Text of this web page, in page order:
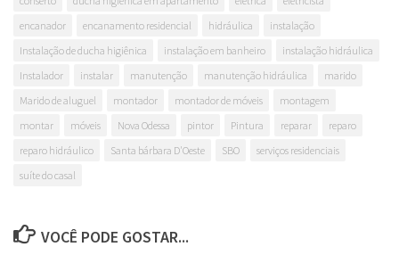
encanador
encanamento residencial hidráulica
instalação
Instalação de ducha higiênica
instalação em banheiro
instalação hidráulica
Instalador
instalar manutenção manutenção hidráulica
marido
Marido de aluguel
montador montador de móveis
montagem
montar
móveis Nova Odessa pintor Pintura reparar
reparo
reparo hidráulico
Santa bárbara D'Oeste SBO
serviços residenciais
suíte do casal
VOCÊ PODE GOSTAR...